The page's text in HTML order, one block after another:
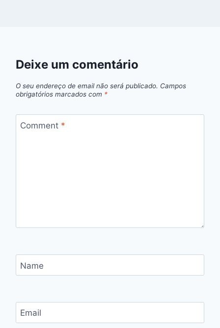
Deixe um comentário
O seu endereço de email não será publicado. Campos
obrigatórios marcados com *
Comment *
Name
Email